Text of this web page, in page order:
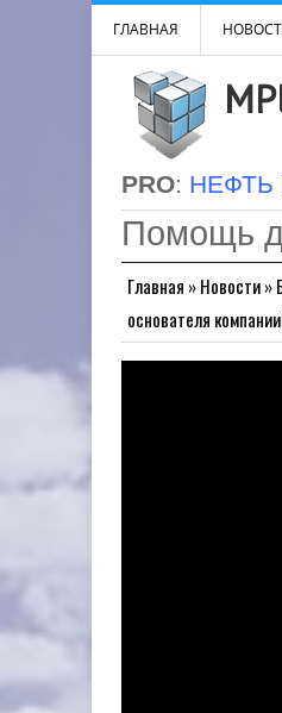
ГЛАВНАЯ
PRO: НЕФТЬ
Помощь
Главная »Новости»
основателя